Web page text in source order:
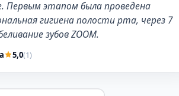
Первым этапом была проведена
гигиена полости рта, через 7
зубов ZOOM.
5,0(1)